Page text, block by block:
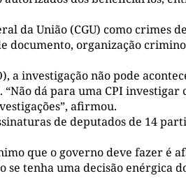
da União (CGU) como crimes de
documento, organização
a investigação não pode
dá para uma CPI investigar
afirmou.
de deputados de 14
que o governo deve fazer é
se tenha uma decisão enérgica